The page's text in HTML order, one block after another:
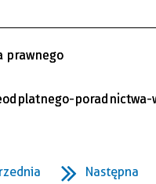
prawnego
poradnictwa-
Następna